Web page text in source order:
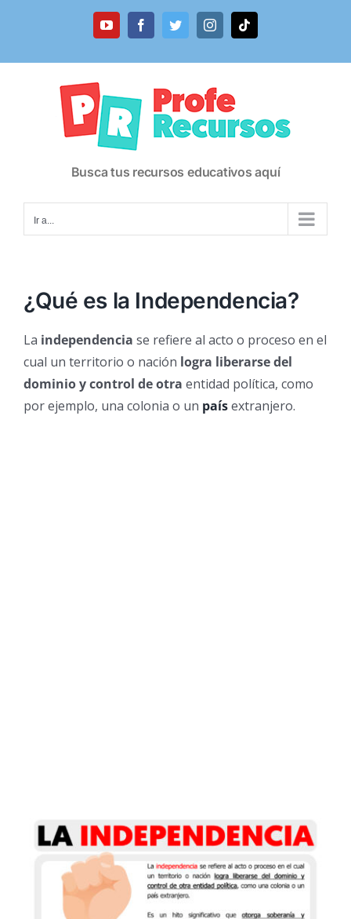
YouTubeFacebookTwitterInstagramTiktok
Busca tus recursos educativos aquí
Ir a...
¿Qué es la Independencia?
La independencia se refiere al acto o proceso en el
cual un territorio o nación logra liberarse del
dominio y control de otra entidad política, como
por ejemplo, una colonia o un paísextranjero.